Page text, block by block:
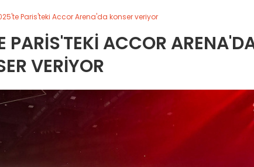
Paris'teki Accor Arena'da konser veriyor
PARIS'TEKI ACCOR
VERIYOR